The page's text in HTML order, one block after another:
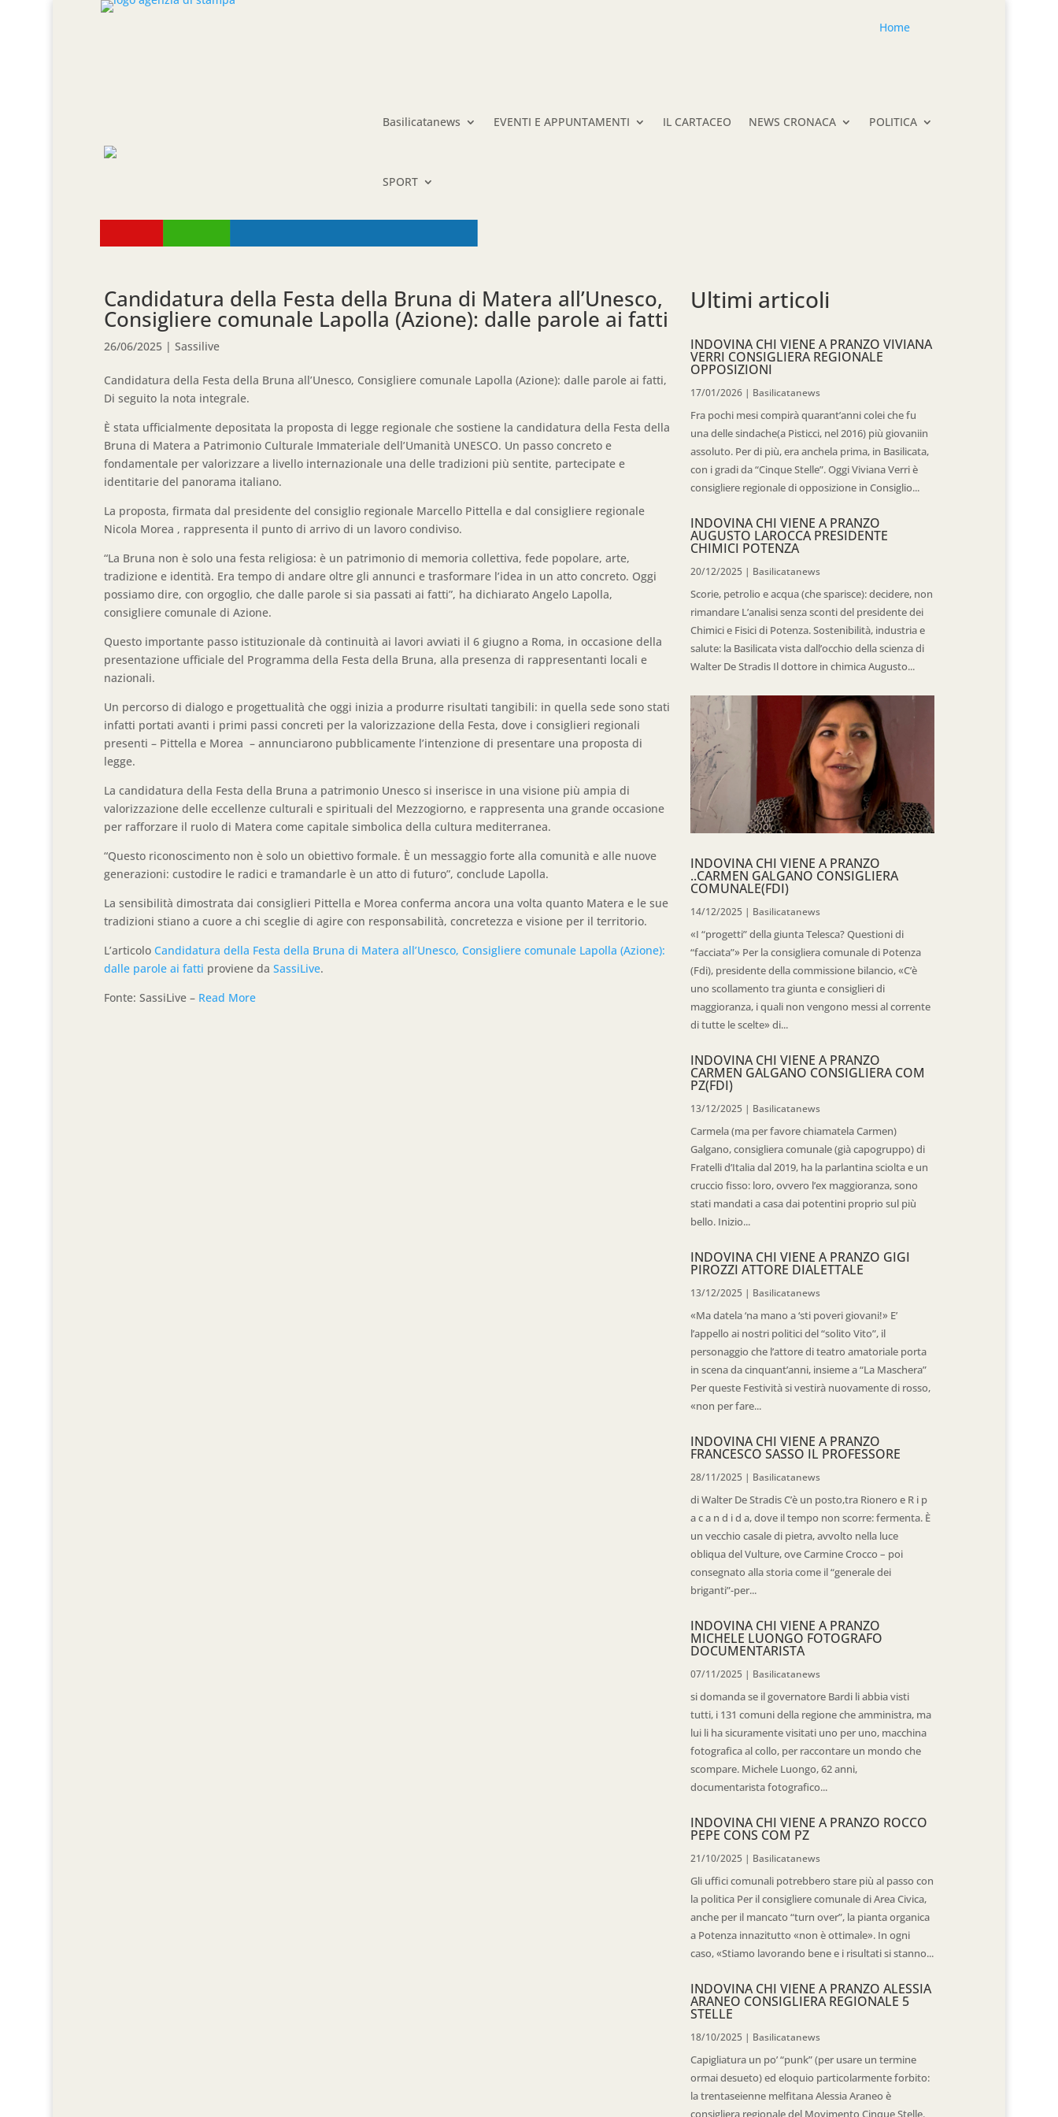
Home
Basilicatanews EVENTI E APPUNTAMENTI IL CARTACEO NEWS CRONACA POLITICA
SPORT
Candidatura della Festa della Bruna di Matera all’Unesco,
Consigliere comunale Lapolla (Azione): dalle parole ai fatti
26/06/2025 |Sassilive
Candidatura della Festa della Bruna all’Unesco, Consigliere comunale Lapolla (Azione): dalle parole ai fatti,
Di seguito la nota integrale.
È stata ufficialmente depositata la proposta di legge regionale che sostiene la candidatura della Festa della
Bruna di Matera a Patrimonio Culturale Immateriale dell’Umanità UNESCO. Un passo concreto e
fondamentale per valorizzare a livello internazionale una delle tradizioni più sentite, partecipate e
identitarie del panorama italiano.
La proposta, firmata dal presidente del consiglio regionale Marcello Pittella e dal consigliere regionale
Nicola Morea , rappresenta il punto di arrivo di un lavoro condiviso.
“La Bruna non è solo una festa religiosa: è un patrimonio di memoria collettiva, fede popolare, arte,
tradizione e identità. Era tempo di andare oltre gli annunci e trasformare l’idea in un atto concreto. Oggi
possiamo dire, con orgoglio, che dalle parole si sia passati ai fatti”, ha dichiarato Angelo Lapolla,
consigliere comunale di Azione.
Questo importante passo istituzionale dà continuità ai lavori avviati il 6 giugno a Roma, in occasione della
presentazione ufficiale del Programma della Festa della Bruna, alla presenza di rappresentanti locali e
nazionali.
Un percorso di dialogo e progettualità che oggi inizia a produrre risultati tangibili: in quella sede sono stati
infatti portati avanti i primi passi concreti per la valorizzazione della Festa, dove i consiglieri regionali
presenti – Pittella e Morea – annunciarono pubblicamente l’intenzione di presentare una proposta di
legge.
La candidatura della Festa della Bruna a patrimonio Unesco si inserisce in una visione più ampia di
valorizzazione delle eccellenze culturali e spirituali del Mezzogiorno, e rappresenta una grande occasione
per rafforzare il ruolo di Matera come capitale simbolica della cultura mediterranea.
“Questo riconoscimento non è solo un obiettivo formale. È un messaggio forte alla comunità e alle nuove
generazioni: custodire le radici e tramandarle è un atto di futuro”, conclude Lapolla.
La sensibilità dimostrata dai consiglieri Pittella e Morea conferma ancora una volta quanto Matera e le sue
tradizioni stiano a cuore a chi sceglie di agire con responsabilità, concretezza e visione per il territorio.
L’articoloCandidatura della Festa della Bruna di Matera all’Unesco, Consigliere comunale Lapolla (Azione):
dalle parole ai fatti proviene daSassiLive.
Fonte: SassiLive – Read More
Ultimi articoli
INDOVINA CHI VIENE A PRANZO VIVIANA
VERRI CONSIGLIERA REGIONALE
OPPOSIZIONI
17/01/2026| Basilicatanews
Fra pochi mesi compirà quarant’anni colei che fu
una delle sindache(a Pisticci, nel 2016) più giovaniin
assoluto. Per di più, era anchela prima, in Basilicata,
con i gradi da “Cinque Stelle”. Oggi Viviana Verri è
consigliere regionale di opposizione in Consiglio...
INDOVINA CHI VIENE A PRANZO
AUGUSTO LAROCCA PRESIDENTE
CHIMICI POTENZA
20/12/2025 | Basilicatanews
Scorie, petrolio e acqua (che sparisce): decidere, non
rimandare L’analisi senza sconti del presidente dei
Chimici e Fisici di Potenza. Sostenibilità, industria e
salute: la Basilicata vista dall’occhio della scienza di
Walter De Stradis Il dottore in chimica Augusto...
INDOVINA CHI VIENE A PRANZO
..CARMEN GALGANO CONSIGLIERA
COMUNALE(FDI)
14/12/2025 | Basilicatanews
«I “progetti” della giunta Telesca? Questioni di
“facciata”» Per la consigliera comunale di Potenza
(Fdi), presidente della commissione bilancio, «C’è
uno scollamento tra giunta e consiglieri di
maggioranza, i quali non vengono messi al corrente
di tutte le scelte» di...
INDOVINA CHI VIENE A PRANZO
CARMEN GALGANO CONSIGLIERA COM
PZ(FDI)
13/12/2025 | Basilicatanews
Carmela (ma per favore chiamatela Carmen)
Galgano, consigliera comunale (già capogruppo) di
Fratelli d’Italia dal 2019, ha la parlantina sciolta e un
cruccio fisso: loro, ovvero l’ex maggioranza, sono
stati mandati a casa dai potentini proprio sul più
bello. Inizio...
INDOVINA CHI VIENE A PRANZO GIGI
PIROZZI ATTORE DIALETTALE
13/12/2025 | Basilicatanews
«Ma datela ‘na mano a ‘sti poveri giovani!» E’
l’appello ai nostri politici del “solito Vito”, il
personaggio che l’attore di teatro amatoriale porta
in scena da cinquant’anni, insieme a “La Maschera”
Per queste Festività si vestirà nuovamente di rosso,
«non per fare...
INDOVINA CHI VIENE A PRANZO
FRANCESCO SASSO IL PROFESSORE
28/11/2025 | Basilicatanews
di Walter De Stradis C’è un posto,tra Rionero e R i p
a c a n d i d a, dove il tempo non scorre: fermenta. È
un vecchio casale di pietra, avvolto nella luce
obliqua del Vulture, ove Carmine Crocco – poi
consegnato alla storia come il “generale dei
briganti”-per...
INDOVINA CHI VIENE A PRANZO
MICHELE LUONGO FOTOGRAFO
DOCUMENTARISTA
07/11/2025 | Basilicatanews
si domanda se il governatore Bardi li abbia visti
tutti, i 131 comuni della regione che amministra, ma
lui li ha sicuramente visitati uno per uno, macchina
fotografica al collo, per raccontare un mondo che
scompare. Michele Luongo, 62 anni,
documentarista fotografico...
INDOVINA CHI VIENE A PRANZO ROCCO
PEPE CONS COM PZ
21/10/2025 | Basilicatanews
Gli uffici comunali potrebbero stare più al passo con
la politica Per il consigliere comunale di Area Civica,
anche per il mancato “turn over”, la pianta organica
a Potenza innazitutto «non è ottimale». In ogni
caso, «Stiamo lavorando bene e i risultati si stanno...
INDOVINA CHI VIENE A PRANZO ALESSIA
ARANEO CONSIGLIERA REGIONALE 5
STELLE
18/10/2025 | Basilicatanews
Capigliatura un po’ “punk” (per usare un termine
ormai desueto) ed eloquio particolarmente forbito:
la trentaseienne melfitana Alessia Araneo è
consigliera regionale del Movimento Cinque Stelle.